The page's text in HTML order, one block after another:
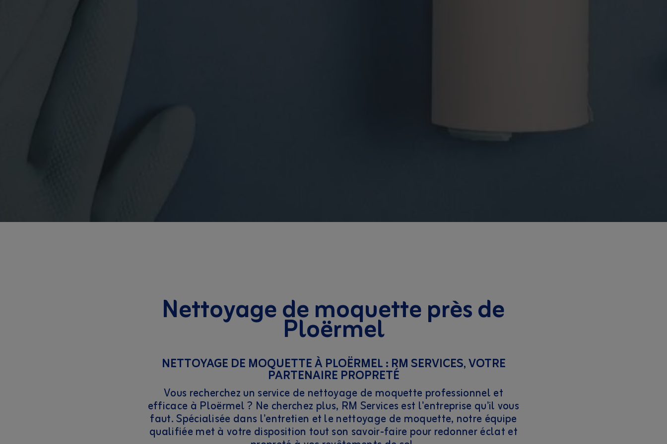
Nettoyage de moquette près de
Ploërmel
NETTOYAGE DE MOQUETTE À PLOËRMEL : RM SERVICES, VOTRE
PARTENAIRE PROPRETÉ
Vous recherchez un service de nettoyage de moquette professionnel et
efficace à Ploërmel ? Ne cherchez plus, RM Services est l'entreprise qu'il vous
faut. Spécialisée dans l'entretien et le nettoyage de moquette, notre équipe
qualifiée met à votre disposition tout son savoir-faire pour redonner éclat et